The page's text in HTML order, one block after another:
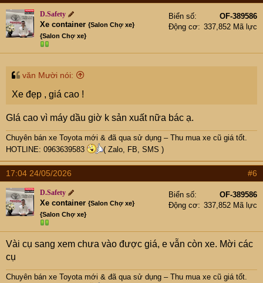
D.Safety
Xe container {Salon Chợ xe}
{Salon Chợ xe}
Biển số
OF-389586
Động cơ
337,852 Mã lực
văn Mười nói:
Xe đẹp , giá cao !
GIá cao vì máy dầu giờ k sản xuất nữa bác ạ.
Chuyên bán xe Toyota mới & đã qua sử dụng – Thu mua xe cũ giá tốt.
HOTLINE: 0963639583
( Zalo, FB, SMS )
17:04 24/05/2026 #6
D.Safety
Xe container {Salon Chợ xe}
{Salon Chợ xe}
Biển số
OF-389586
Động cơ
337,852 Mã lực
Vài cụ sang xem chưa vào được giá, e vẫn còn xe. Mời các
cụ
Chuyên bán xe Toyota mới & đã qua sử dụng – Thu mua xe cũ giá tốt.